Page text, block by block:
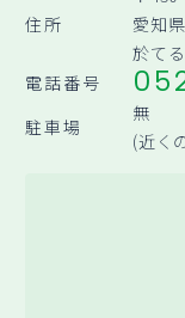
住所
愛知
於て
電話番号
駐車場
無
(近く